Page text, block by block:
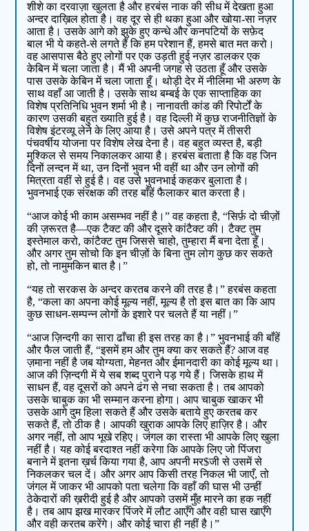
शीशे का दरवाज़ा खुलता है और हरबंस नाक की सीध में देखता हुआ
अन्दर दाख़िल होता है। वह दूर से ही थका हुआ और खोया-सा नज़र
आता है। उसके आगे को झुके हुए कन्धे और कनपटियों के सफ़ेद
बाल भी ये कहते-से लगते हैं कि हम परेशान हैं, हमसे बात मत करो।
वह आसपास बैठे हुए लोगों पर एक उड़ती हुई नज़र डालकर एक
केबिन में चला जाता है। मैं भी अपनी जगह से उठता हूँ और उसके
पास उसके केबिन में चला जाता हूँ। थोड़ी देर में नीलिमा भी अरुण के
साथ वहाँ आ जाती है। उसके साथ बम्बई के एक साप्ताहिक का
विशेष प्रतिनिधि भुवन शर्मा भी है। नानावती कांड की रिपोर्टों के
कारण उसकी बहुत ख्याति हुई है। वह दिल्ली में कुछ राजनीतिज्ञों के
विशेष इंटरव्यू लेने के लिए आया है। उसे अपने पत्र में तीसरी
पंचवर्षीय योजना पर विशेष लेख देना है। वह बहुत व्यस्त है, बड़ी
मुश्किल से समय निकालकर आया है। हरबंस बताता है कि वह जिन
दिनों लन्दन में था, उन दिनों भुवन भी वहीं था और उन लोगों की
मित्रता वहीं से हुई है। वह उसे भुवनभाई कहकर बुलाता है।
भुवनभाई एक संरक्षक की तरह बाँहें फैलाकर बात करता है।
“आज कोई भी काम असम्भव नहीं है।” वह कहता है, “सिर्फ़ दो चीज़ों
की ज़रूरत है—एक टैक्ट की और दूसरे कांटैक्ट की। टैक्ट तुम
इस्तेमाल करो, कांटैक्ट तुम जिससे चाहो, तुम्हारा मैं बना देता हूँ।
और अगर तुम सोचो कि इन चीज़ों के बिना तुम लोग कुछ कर सकते
हो, तो नामुमकिन बात है।”
“यह तो सरकस के अन्दर करतब करने की तरह है।” हरबंस कहता
है, “कला का अपना कोई मूल्य नहीं, मूल्य है तो इस बात का कि आप
कुछ साधन-सम्पन्न लोगों के इशारे पर चलते हैं या नहीं।”
“आज ज़िन्दगी का सारा ढाँचा ही इस तरह का है।” भुवनभाई की बाँहें
और फैल जाती हैं, “इसमें हम और तुम क्या कर सकते हैं? आज वह
ज़माना नहीं है जब योग्यता, मेहनत और ईमानदारी का कोई मूल्य था।
आज की ज़िन्दगी में ये सब शब्द पुराने पड़ गये हैं। जिसके हाथ में
साधन हैं, वह दूसरों को अपने ढंग से नचा सकता है। तब आपको
उसके चाबुक का भी सम्मान करना होगा। आप चाबुक खाकर भी
उसके आगे दुम हिला सकते हैं और उसके बताये हुए करतब कर
सकते हैं, तो ठीक है। आपकी खुराक आपके लिए हाज़िर है। और
अगर नहीं, तो आप भूखे रहिए। जंगल का रास्ता भी आपके लिए खुला
नहीं है। यह कोई बरदाश्त नहीं करेगा कि आपके लिए जो पिंजरा
बनाने में इतना ख़र्च किया गया है, आप अपनी मर$जी से उसमें से
निकलकर चल दें। और अगर आप किसी तरह निकल भी जाएँ, तो
जंगल में जाकर भी आपको पता चलेगा कि वहाँ की घास भी उन्हीं
ठेकेदारों की ख़रीदी हुई है और आपको उसमें मुँह मारने का हक नहीं
है। तब आप झख मारकर पिंजरे में लौट आएँगे और वही घास खाएँगे
और वही करतब करेंगे। और कोई चारा ही नहीं है।”